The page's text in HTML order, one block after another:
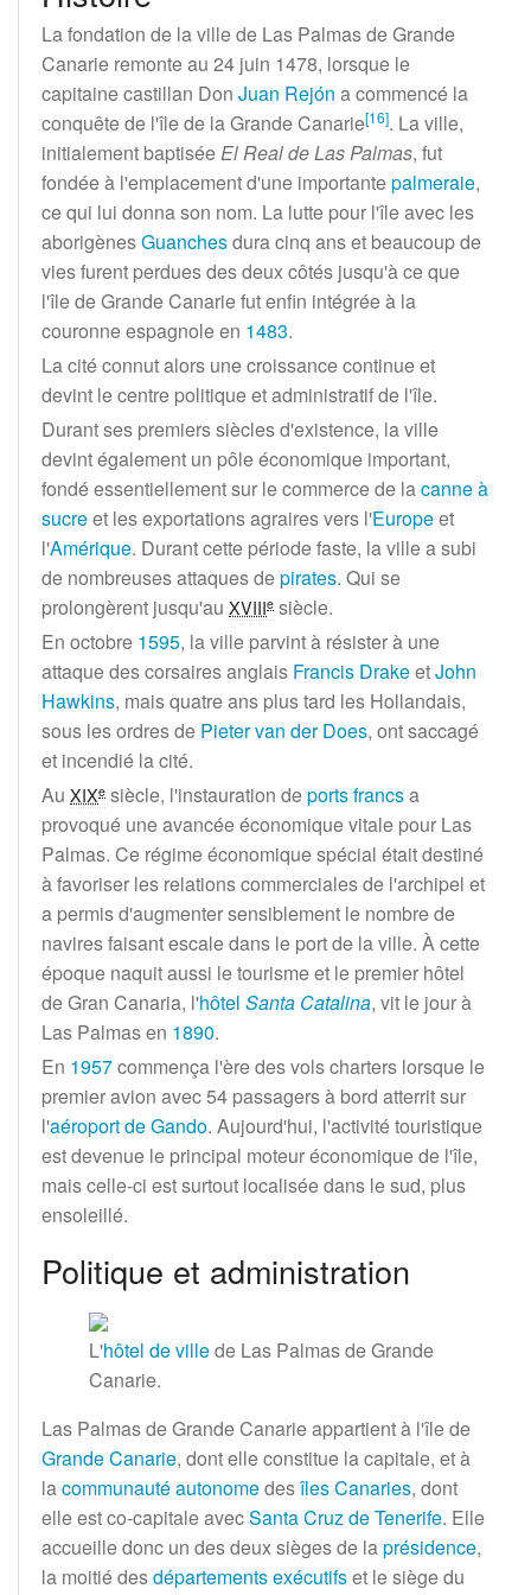
La fondation de la ville de Las Palmas de Grande
Canarie remonte au 24 juin 1478, lorsque le
capitaine castillan Don Juan Rejón a commencé la
conquête de l'île de la Grande Canarie[16]. La ville,
initialement baptiséeEl Real de Las Palmas, fut
fondée à l'emplacement d'une importantepalmeraie,
ce qui lui donna son nom. La lutte pour l'île avec les
aborigènesGuanchesdura cinq ans et beaucoup de
vies furent perdues des deux côtés jusqu'à ce que
l'île de Grande Canarie fut enfin intégrée à la
couronne espagnole en 1483.
La cité connut alors une croissance continue et
devint le centre politique et administratif de l'île.
Durant ses premiers siècles d'existence, la ville
devint également un pôle économique important,
fondé essentiellement sur le commerce de lacanne à
sucreet les exportations agraires vers l'Europeet
l'Amérique. Durant cette période faste, la ville a subi
de nombreuses attaques depirates. Qui se
prolongèrent jusqu'au XVIIIe siècle.
En octobre 1595, la ville parvint à résister à une
attaque des corsaires anglais Francis DrakeetJohn
Hawkins, mais quatre ans plus tard les Hollandais,
sous les ordres de Pieter van der Does, ont saccagé
et incendié la cité.
Au XIXe siècle, l'instauration deports francsa
provoqué une avancée économique vitale pour Las
Palmas. Ce régime économique spécial était destiné
à favoriser les relations commerciales de l'archipel et
a permis d'augmenter sensiblement le nombre de
navires faisant escale dans le port de la ville. À cette
époque naquit aussi le tourisme et le premier hôtel
de Gran Canaria, l'hôtel Santa Catalina, vit le jour à
Las Palmas en 1890.
En 1957commença l'ère des vols charters lorsque le
premier avion avec 54 passagers à bord atterrit sur
l'aéroport de Gando. Aujourd'hui, l'activité touristique
est devenue le principal moteur économique de l'île,
mais celle-ci est surtout localisée dans le sud, plus
ensoleillé.
Politique et administration
L'hôtel de villede Las Palmas de Grande
Canarie.
Las Palmas de Grande Canarie appartient à l'île de
Grande Canarie, dont elle constitue la capitale, et à
la communauté autonomedesîles Canaries, dont
elle est co-capitale avecSanta Cruz de Tenerife. Elle
accueille donc un des deux sièges de la présidence,
la moitié desdépartements exécutifset le siège du